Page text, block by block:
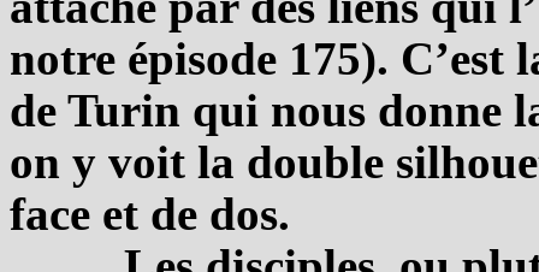
notre épisode 175).
de Turin qui nous donne
on y voit la double
face et de dos.